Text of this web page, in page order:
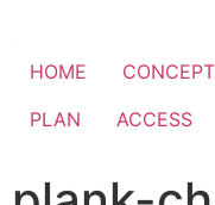
HOME CONCEPT
PLAN
ACCESS